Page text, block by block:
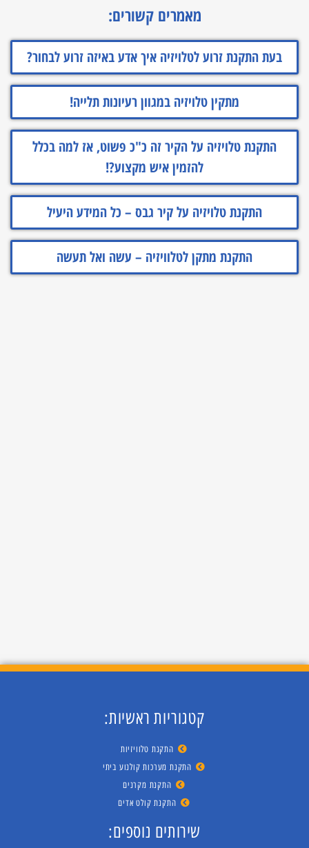
מאמרים קשורים:
בעת התקנת זרוע לטלויזיה איך אדע באיזה זרוע לבחור?
מתקין טלויזיה במגוון רעיונות תלייה!
התקנת טלויזיה על הקיר זה כ"כ פשוט, אז למה בכלל
להזמין איש מקצוע?!
התקנת טלויזיה על קיר גבס – כל המידע היעיל
התקנת מתקן לטלוויזיה – עשה ואל תעשה
קטגוריות ראשיות:
התקנת טלוויזיות
התקנת מערכות קולנוע ביתי
התקנת מקרנים
התקנת קולט אדים
שירותים נוספים: